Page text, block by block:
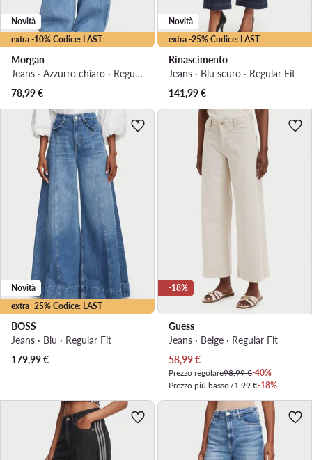
extra -10% Codice: LAST
Novità
Morgan
Jeans · Azzurro chiaro · Regular Fit
78,99€
extra -25% Codice: LAST
Novità
Rinascimento
Jeans · Blu scuro · Regular Fit
141,99€
extra -25% Codice: LAST
Novità
BOSS
Jeans · Blu · Regular Fit
179,99€
-18%
Guess
Jeans · Beige · Regular Fit
Prezzo attuale
58,99€
Prezzo regolare98,99 €-40%
Prezzo più basso71,99 €-18%